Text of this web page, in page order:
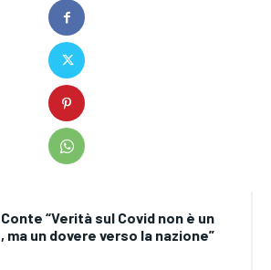
“Verità sul Covid non è un
un dovere verso la nazione”